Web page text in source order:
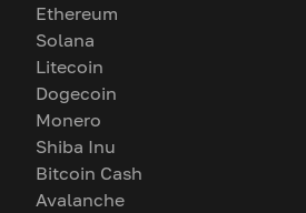
Ethereum
Solana
Litecoin
Dogecoin
Monero
Shiba Inu
Bitcoin Cash
Avalanche